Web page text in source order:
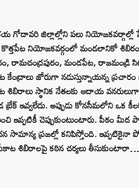
గోదావరి జిల్లాల్లోని పలు
నియోజకవర్గంలో మండలానికో
రామచంద్రపురం, మండపేట, రాజమండ్రి
జోరుగా నడుస్తున్నాయన్న
శిబిరాలు స్థానిక నేతలకు ఆదాయ
బ్రేక్‌ ఇవ్వలేదు. అప్పుడు కోనసీమలోని
ఇప్పటికీ చెప్పుకుంటుంటారు. పీఠం
సామాన్య ప్రజల్లో కనిపిస్తోంది. ఇప్పటికైనా
పేకాట శిబిరాలపై కఠిన చర్యలు తీసుకుంటారా…?